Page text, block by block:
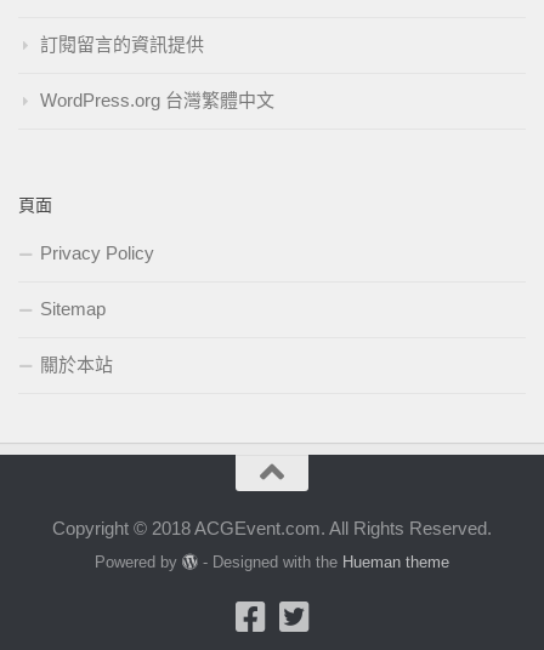
訂閱留言的資訊提供
WordPress.org 台灣繁體中文
頁面
Privacy Policy
Sitemap
關於本站
Copyright © 2018 ACGEvent.com. All Rights Reserved.
Powered by - Designed with the Hueman theme